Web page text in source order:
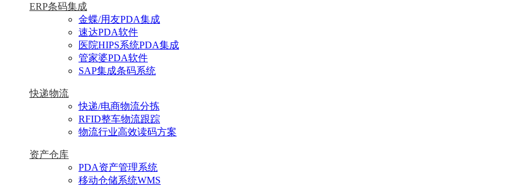
ERP条码集成
金蝶/用友PDA集成
速达PDA软件
医院HIPS系统PDA集成
管家婆PDA软件
SAP集成条码系统
快递物流
快递/电商物流分拣
RFID整车物流跟踪
物流行业高效读码方案
资产仓库
PDA资产管理系统
移动仓储系统WMS